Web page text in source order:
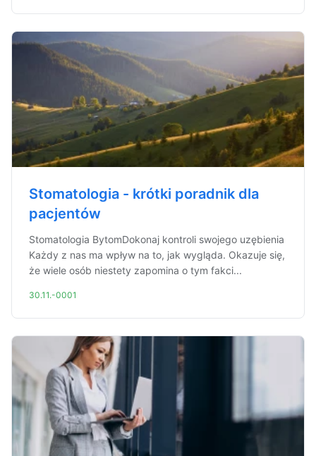
Stomatologia - krótki poradnik dla
pacjentów
Stomatologia BytomDokonaj kontroli swojego uzębienia
Każdy z nas ma wpływ na to, jak wygląda. Okazuje się,
że wiele osób niestety zapomina o tym fakci...
30.11.-0001